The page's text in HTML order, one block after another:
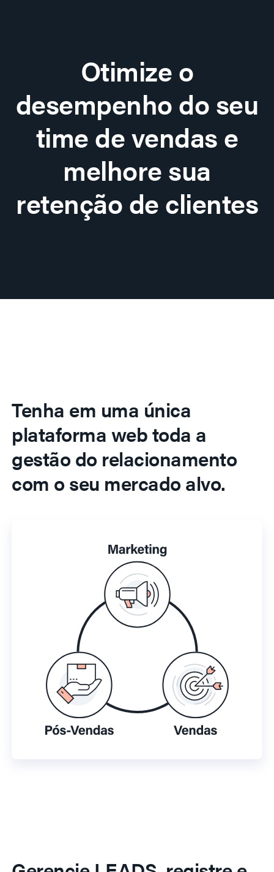
Otimize o
desempenho do seu
time de vendas e
melhore sua
retenção de clientes
Tenha em uma única
plataforma web toda a
gestão do relacionamento
com o seu mercado alvo.